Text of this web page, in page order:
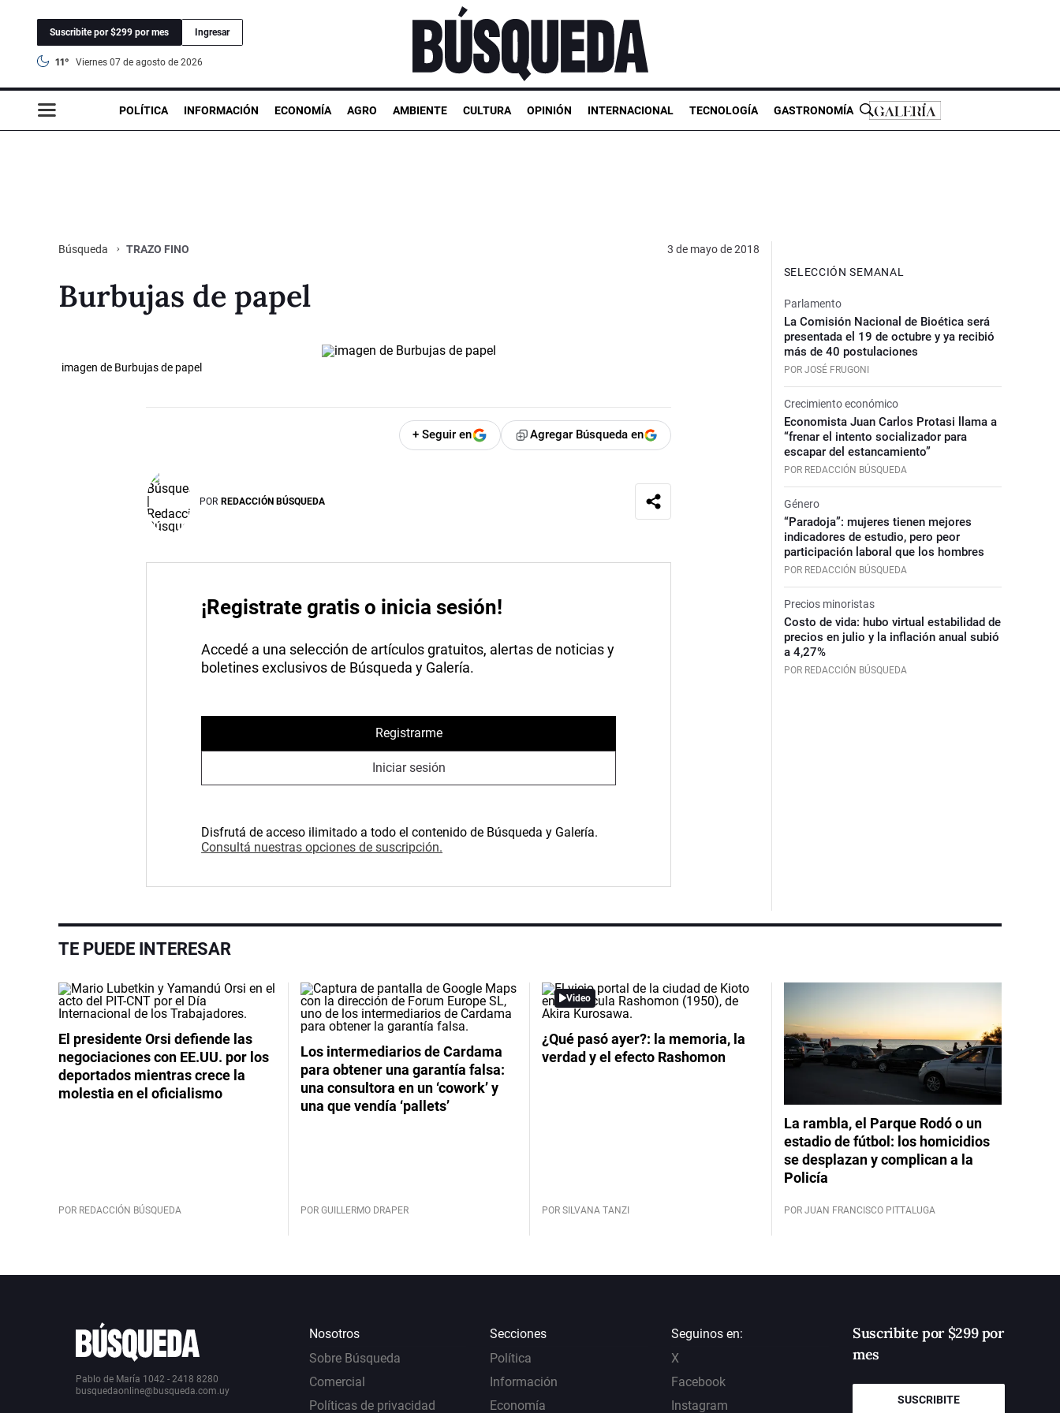
Suscribite por $299 por mes Ingresar
11° viernes 07 de agosto de 2026
POLÍTICA INFORMACIÓN ECONOMÍA AGRO AMBIENTE CULTURA OPINIÓN INTERNACIONAL TECNOLOGÍA GASTRONOMÍA
Búsqueda TRAZO FINO 3 de mayo de 2018
Burbujas de papel
imagen de Burbujas de papel
+ Seguir en Agregar Búsqueda en
POR REDACCIÓN BÚSQUEDA
¡Registrate gratis o inicia sesión!
Accedé a una selección de artículos gratuitos, alertas de noticias y
boletines exclusivos de Búsqueda y Galería.
Registrarme
Iniciar sesión
Disfrutá de acceso ilimitado a todo el contenido de Búsqueda y Galería.
Consultá nuestras opciones de suscripción.
SELECCIÓN SEMANAL
Parlamento
La Comisión Nacional de Bioética será
presentada el 19 de octubre y ya recibió
más de 40 postulaciones
POR JOSÉ FRUGONI
Crecimiento económico
Economista Juan Carlos Protasi llama a
“frenar el intento socializador para
escapar del estancamiento”
POR REDACCIÓN BÚSQUEDA
Género
“Paradoja”: mujeres tienen mejores
indicadores de estudio, pero peor
participación laboral que los hombres
POR REDACCIÓN BÚSQUEDA
Precios minoristas
Costo de vida: hubo virtual estabilidad de
precios en julio y la inflación anual subió
a 4,27%
POR REDACCIÓN BÚSQUEDA
TE PUEDE INTERESAR
El presidente Orsi defiende las
negociaciones con EE.UU. por los
deportados mientras crece la
molestia en el oficialismo
POR REDACCIÓN BÚSQUEDA
Los intermediarios de Cardama
para obtener una garantía falsa:
una consultora en un ‘cowork’ y
una que vendía ‘pallets’
POR GUILLERMO DRAPER
Video
¿Qué pasó ayer?: la memoria, la
verdad y el efecto Rashomon
POR SILVANA TANZI
La rambla, el Parque Rodó o un
estadio de fútbol: los homicidios
se desplazan y complican a la
Policía
POR JUAN FRANCISCO PITTALUGA
Pablo de María 1042 - 2418 8280
busquedaonline@busqueda.com.uy
Nosotros
Sobre Búsqueda
Comercial
Políticas de privacidad
Secciones
Política
Información
Economía
Seguinos en:
X
Facebook
Instagram
Suscribite por $299 por
mes
SUSCRIBITE